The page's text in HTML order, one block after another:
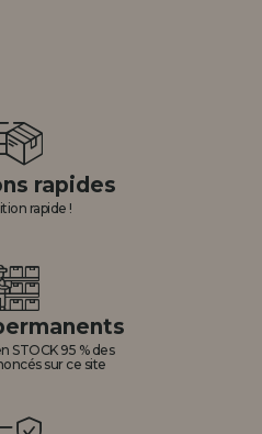
rapides
rapide !
STOCK 95 % des
sur ce site